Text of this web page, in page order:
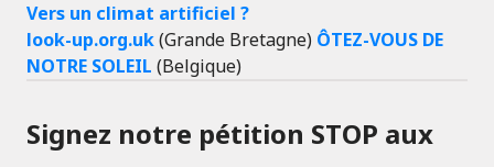
Vers un climat artificiel ?
look-up.org.uk(Grande Bretagne) ÔTEZ-VOUS DE
NOTRE SOLEIL (Belgique)
Signez notre pétition STOP aux